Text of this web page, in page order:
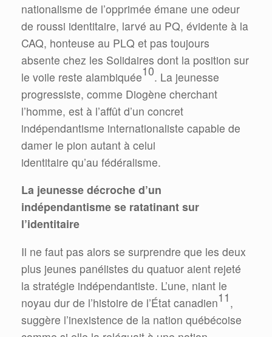
nationalisme de l’opprimée émane une odeur
de roussi identitaire, larvé au PQ, évidente à la
CAQ, honteuse au PLQ et pas toujours
absente chez les Solidaires dont la position sur
le voile reste alambiquée10. La jeunesse
progressiste, comme Diogène cherchant
l’homme, est à l’affût d’un concret
indépendantisme internationaliste capable de
damer le pion autant à celui
identitaire qu’au fédéralisme.
La jeunesse décroche d’un
indépendantisme se ratatinant sur
l’identitaire
Il ne faut pas alors se surprendre que les deux
plus jeunes panélistes du quatuor aient rejeté
la stratégie indépendantiste. L’une, niant le
noyau dur de l’histoire de l’État canadien11,
suggère l’inexistence de la nation québécoise